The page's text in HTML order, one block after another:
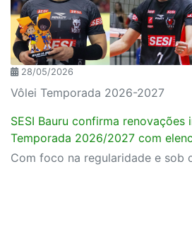
28/05/2026
Vôlei Temporada 2026-2027
SESI Bauru confirma
Temporada 2026/2027 com